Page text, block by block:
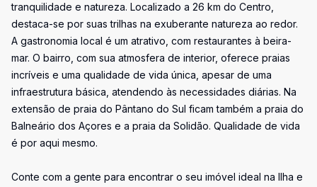
tranquilidade e natureza. Localizado a 26 km do Centro,
destaca-se por suas trilhas na exuberante natureza ao redor.
A gastronomia local é um atrativo, com restaurantes à beira-
mar. O bairro, com sua atmosfera de interior, oferece praias
incríveis e uma qualidade de vida única, apesar de uma
infraestrutura básica, atendendo às necessidades diárias. Na
extensão de praia do Pântano do Sul ficam também a praia do
Balneário dos Açores e a praia da Solidão. Qualidade de vida
é por aqui mesmo.
Conte com a gente para encontrar o seu imóvel ideal na Ilha e